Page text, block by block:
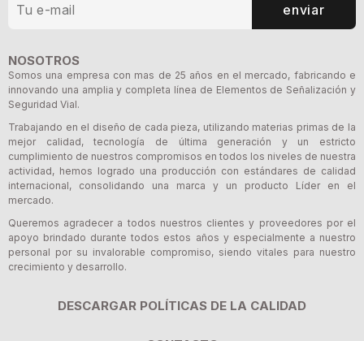
enviar
NOSOTROS
Somos una empresa con mas de 25 años en el mercado, fabricando e
innovando una amplia y completa línea de Elementos de Señalización y
Seguridad Vial.
Trabajando en el diseño de cada pieza, utilizando materias primas de la
mejor calidad, tecnología de última generación y un estricto
cumplimiento de nuestros compromisos en todos los niveles de nuestra
actividad, hemos logrado una producción con estándares de calidad
internacional, consolidando una marca y un producto Líder en el
mercado.
Queremos agradecer a todos nuestros clientes y proveedores por el
apoyo brindado durante todos estos años y especialmente a nuestro
personal por su invalorable compromiso, siendo vitales para nuestro
crecimiento y desarrollo.
DESCARGAR POLÍTICAS DE LA CALIDAD